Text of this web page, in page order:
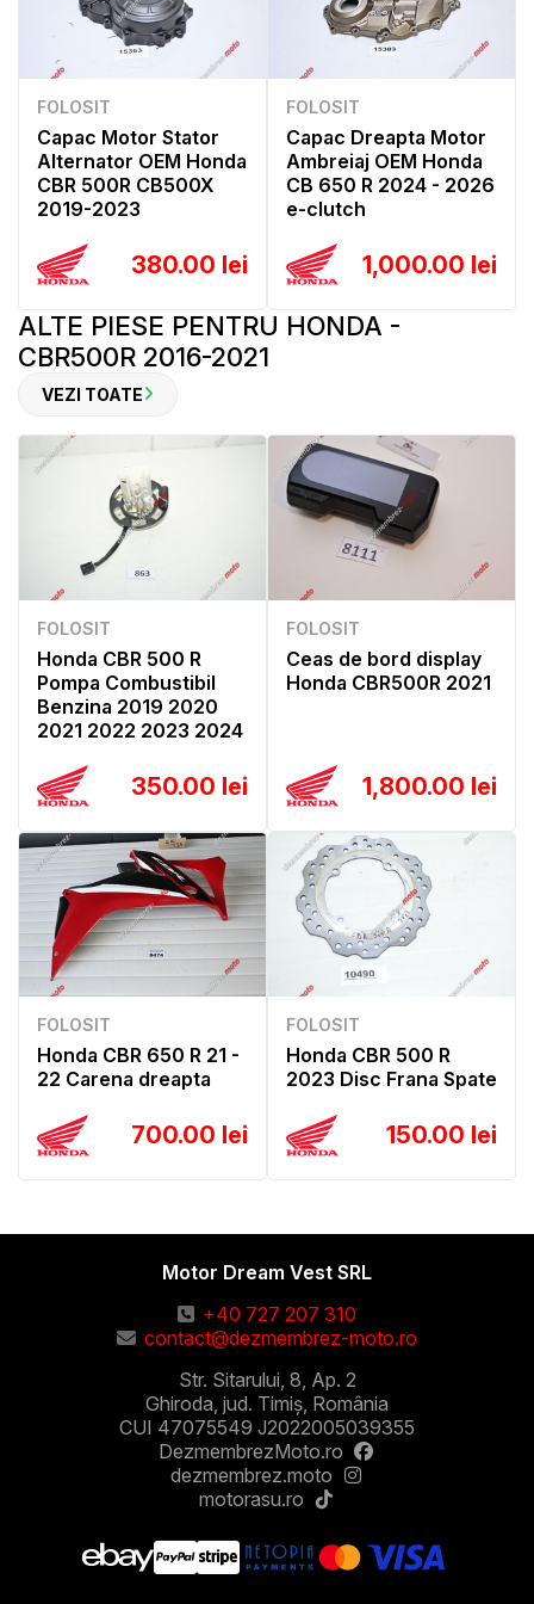
FOLOSIT
Capac Motor Stator
Alternator OEM Honda
CBR 500R CB500X
2019-2023
380.00 lei
FOLOSIT
Capac Dreapta Motor
Ambreiaj OEM Honda
CB 650 R 2024 - 2026
e-clutch
1,000.00 lei
ALTE PIESE PENTRU HONDA -
CBR500R 2016-2021
VEZI TOATE
FOLOSIT
Honda CBR 500 R
Pompa Combustibil
Benzina 2019 2020
2021 2022 2023 2024
350.00 lei
FOLOSIT
Ceas de bord display
Honda CBR500R 2021
1,800.00 lei
FOLOSIT
Honda CBR 650 R 21 -
22 Carena dreapta
700.00 lei
FOLOSIT
Honda CBR 500 R
2023 Disc Frana Spate
150.00 lei
Motor Dream Vest SRL
+40 727 207 310
contact@dezmembrez-moto.ro
Str. Sitarului, 8, Ap. 2
Ghiroda, jud. Timiș, România
CUI 47075549 J2022005039355
DezmembrezMoto.ro
dezmembrez.moto
motorasu.ro